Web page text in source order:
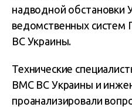
надводной обстановки
ведомственных систем
ВС Украины.
Технические
ВМС ВС Украины и
проанализировали